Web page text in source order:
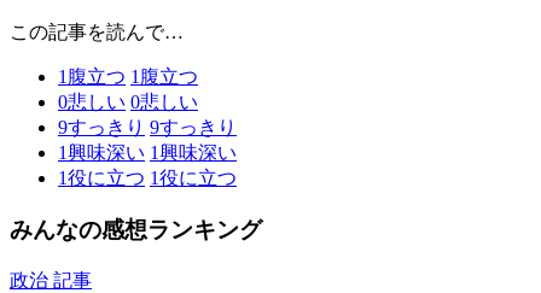
この記事を読んで…
1 腹立つ 1 腹立つ
0悲しい 0悲しい
9すっきり 9すっきり
1興味深い 1興味深い
1役に立つ 1役に立つ
みんなの感想ランキング
政治 記事